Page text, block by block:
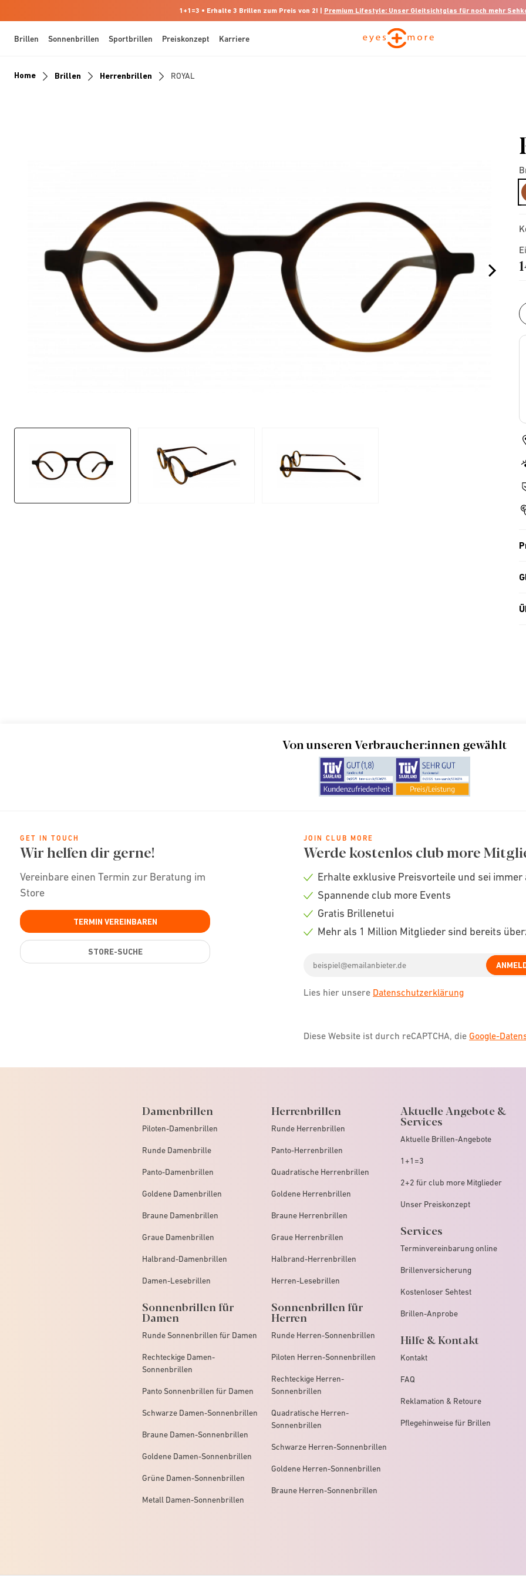
1+1=3 • Erhalte 3 Brillen zum Preis von 2! | Premium Lifestyle: Unser Gleitsichtglas für noch mehr
Brillen Sonnenbrillen Sportbrillen Preiskonzept Karriere
Home Brillen Herrenbrillen ROYAL
Von unseren Verbraucher:innen gewählt
GET IN TOUCH
Wir helfen dir gerne!
Vereinbare einen Termin zur Beratung im
Store
TERMIN VEREINBAREN
STORE-SUCHE
JOIN CLUB MORE
Werde kostenlos club more
Check
Erhalte exklusive Preisvorteile und sei
Check
Spannende club more Events
Check
Gratis Brillenetui
Mehr als 1 Million Mitglieder sind bereits
address
Lies hier unsere Datenschutzerklärung
Diese Website ist durch reCAPTCHA, die Google-
Damenbrillen
Piloten-Damenbrillen
Runde Damenbrille
Panto-Damenbrillen
Goldene Damenbrillen
Braune Damenbrillen
Graue Damenbrillen
Halbrand-Damenbrillen
Damen-Lesebrillen
Sonnenbrillen für
Damen
Runde Sonnenbrillen für Damen
Rechteckige Damen-
Sonnenbrillen
Panto Sonnenbrillen für Damen
Schwarze Damen-Sonnenbrillen
Braune Damen-Sonnenbrillen
Goldene Damen-Sonnenbrillen
Grüne Damen-Sonnenbrillen
Metall Damen-Sonnenbrillen
Herrenbrillen
Runde Herrenbrillen
Panto-Herrenbrillen
Quadratische Herrenbrillen
Goldene Herrenbrillen
Braune Herrenbrillen
Graue Herrenbrillen
Halbrand-Herrenbrillen
Herren-Lesebrillen
Sonnenbrillen für
Herren
Runde Herren-Sonnenbrillen
Piloten Herren-Sonnenbrillen
Rechteckige Herren-
Sonnenbrillen
Quadratische Herren-
Sonnenbrillen
Schwarze Herren-Sonnenbrillen
Goldene Herren-Sonnenbrillen
Braune Herren-Sonnenbrillen
Aktuelle Angebote &
Services
Aktuelle Brillen-Angebote
1+1=3
2+2 für club more Mitglieder
Unser Preiskonzept
Services
Terminvereinbarung online
Brillenversicherung
Kostenloser Sehtest
Brillen-Anprobe
Hilfe & Kontakt
Kontakt
FAQ
Reklamation & Retoure
Pflegehinweise für Brillen